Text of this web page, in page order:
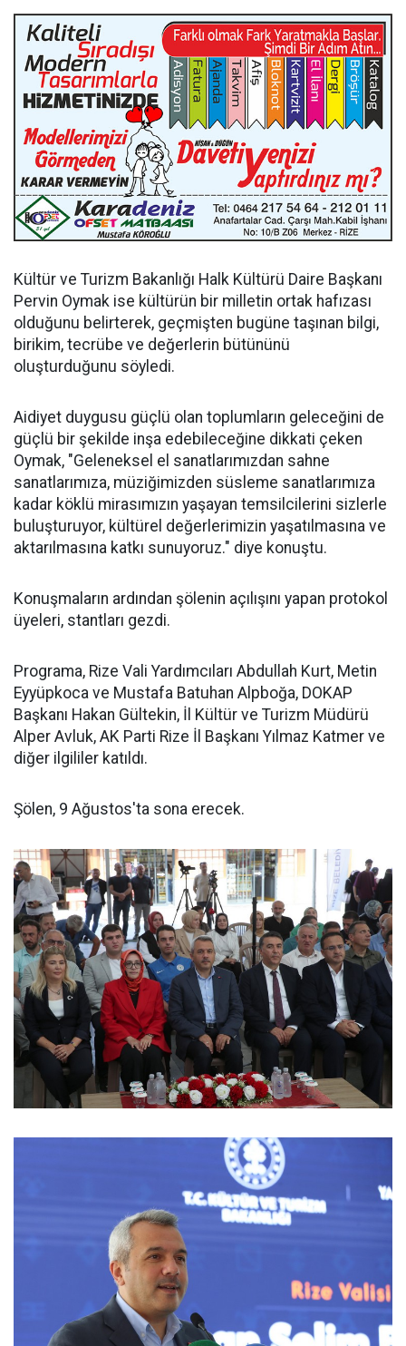
Kültür ve Turizm Bakanlığı Halk Kültürü Daire Başkanı
Pervin Oymak ise kültürün bir milletin ortak hafızası
olduğunu belirterek, geçmişten bugüne taşınan bilgi,
birikim, tecrübe ve değerlerin bütününü
oluşturduğunu söyledi.
Aidiyet duygusu güçlü olan toplumların geleceğini de
güçlü bir şekilde inşa edebileceğine dikkati çeken
Oymak, "Geleneksel el sanatlarımızdan sahne
sanatlarımıza, müziğimizden süsleme sanatlarımıza
kadar köklü mirasımızın yaşayan temsilcilerini sizlerle
buluşturuyor, kültürel değerlerimizin yaşatılmasına ve
aktarılmasına katkı sunuyoruz." diye konuştu.
Konuşmaların ardından şölenin açılışını yapan protokol
üyeleri, stantları gezdi.
Programa, Rize Vali Yardımcıları Abdullah Kurt, Metin
Eyyüpkoca ve Mustafa Batuhan Alpboğa, DOKAP
Başkanı Hakan Gültekin, İl Kültür ve Turizm Müdürü
Alper Avluk, AK Parti Rize İl Başkanı Yılmaz Katmer ve
diğer ilgililer katıldı.
Şölen, 9 Ağustos'ta sona erecek.